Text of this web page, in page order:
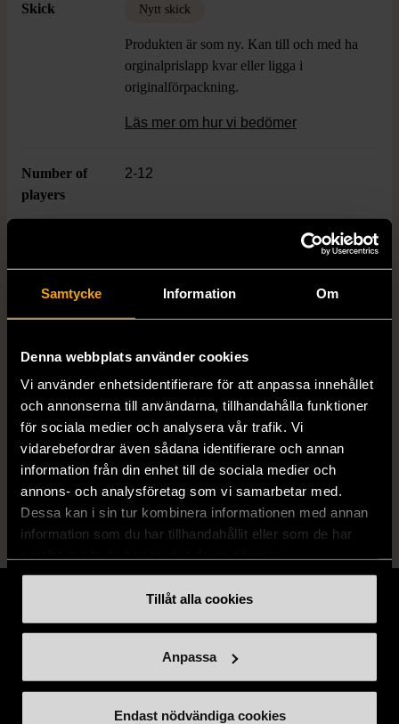
Samtycke Information Om
Denna webbplats använder cookies
Vi använder enhetsidentifierare för att anpassa innehållet
och annonserna till användarna, tillhandahålla funktioner
för sociala medier och analysera vår trafik. Vi
vidarebefordrar även sådana identifierare och annan
information från din enhet till de sociala medier och
annons- och analysföretag som vi samarbetar med.
Dessa kan i sin tur kombinera informationen med annan
information som du har tillhandahållit eller som de har
Tillåt alla cookies
Anpassa
Endast nödvändiga cookies
förvaring eller att ta med till vänner.
Skick Nytt skick
Produkten är som ny. Kan till och med ha
orginalprislapp kvar eller ligga i
originalförpackning.
Läs mer om hur vi bedömer
Number of
players
2-12
Varumärke Kylskåpspoesi
Fri frakt på alla köp över 990 kr.
14 dagars ångerrät.